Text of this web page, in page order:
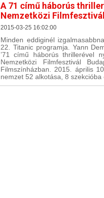
A 71 című háborús
Nemzetközi
2015-03-25 16:02:00
Minden eddiginél
22. Titanic programja. Yann
’71 című háborús thrillerével
Nemzetközi Filmfesztivál
Filmszínházban. 2015. április
nemzet 52 alkotása, 8 szekcióba